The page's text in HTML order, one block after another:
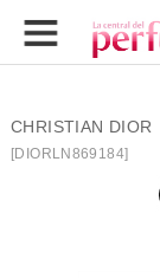
CHRISTIAN DIOR
[DIORLN869184]